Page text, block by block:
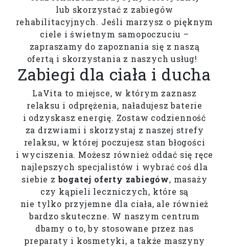
lub skorzystać z zabiegów
rehabilitacyjnych. Jeśli marzysz o pięknym
ciele i świetnym samopoczuciu –
zapraszamy do zapoznania się z naszą
ofertą i skorzystania z naszych usług!
Zabiegi dla ciała i ducha
LaVita to miejsce, w którym zaznasz
relaksu i odprężenia, naładujesz baterie
i odzyskasz energię. Zostaw codzienność
za drzwiami i skorzystaj z naszej strefy
relaksu, w której poczujesz stan błogości
i wyciszenia. Możesz również oddać się ręce
najlepszych specjalistów i wybrać coś dla
siebie zbogatej oferty zabiegów, masaży
czy kąpieli leczniczych, które są
nie tylko przyjemne dla ciała, ale również
bardzo skuteczne. W naszym centrum
dbamy o to, by stosowane przez nas
preparaty i kosmetyki, a także maszyny